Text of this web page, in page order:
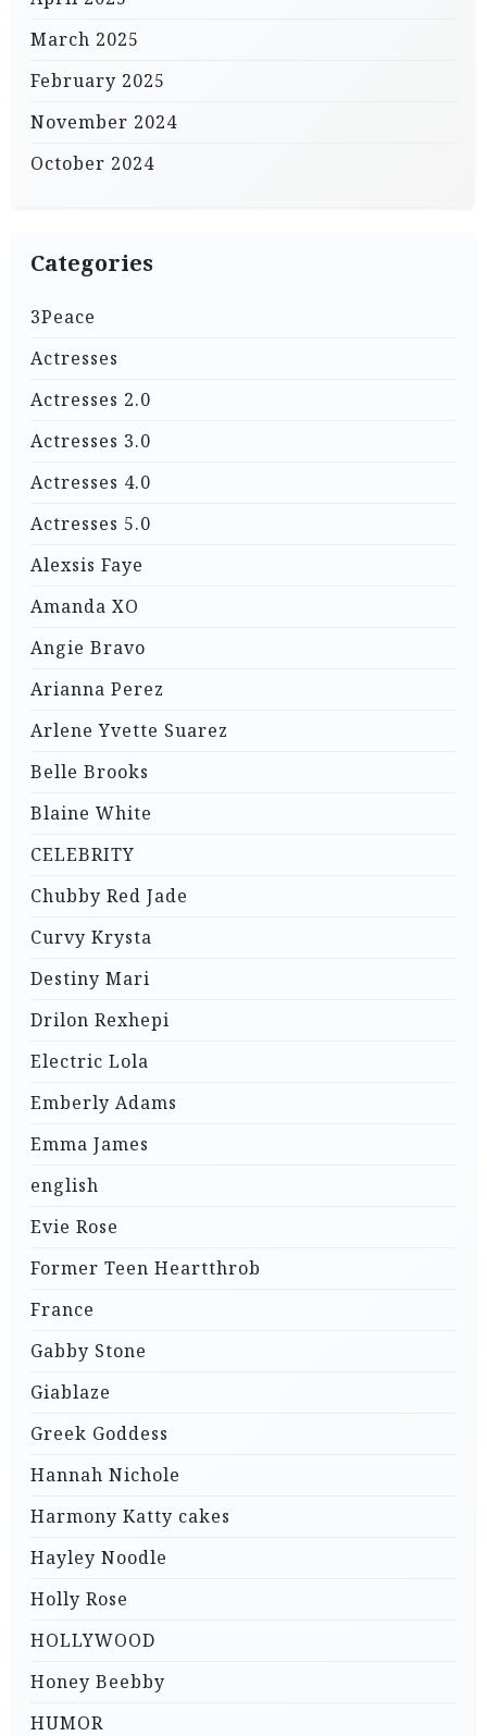
March 2025
February 2025
November 2024
October 2024
Categories
3Peace
Actresses
Actresses 2.0
Actresses 3.0
Actresses 4.0
Actresses 5.0
Alexsis Faye
Amanda XO
Angie Bravo
Arianna Perez
Arlene Yvette Suarez
Belle Brooks
Blaine White
CELEBRITY
Chubby Red Jade
Curvy Krysta
Destiny Mari
Drilon Rexhepi
Electric Lola
Emberly Adams
Emma James
english
Evie Rose
Former Teen Heartthrob
France
Gabby Stone
Giablaze
Greek Goddess
Hannah Nichole
Harmony Katty cakes
Hayley Noodle
Holly Rose
HOLLYWOOD
Honey Beebby
HUMOR